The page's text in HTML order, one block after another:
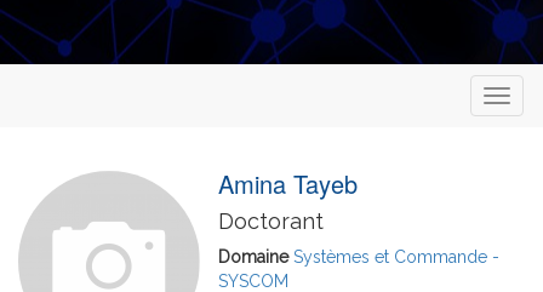
Amina Tayeb
Doctorant
DomaineSystèmes et Commande -
SYSCOM